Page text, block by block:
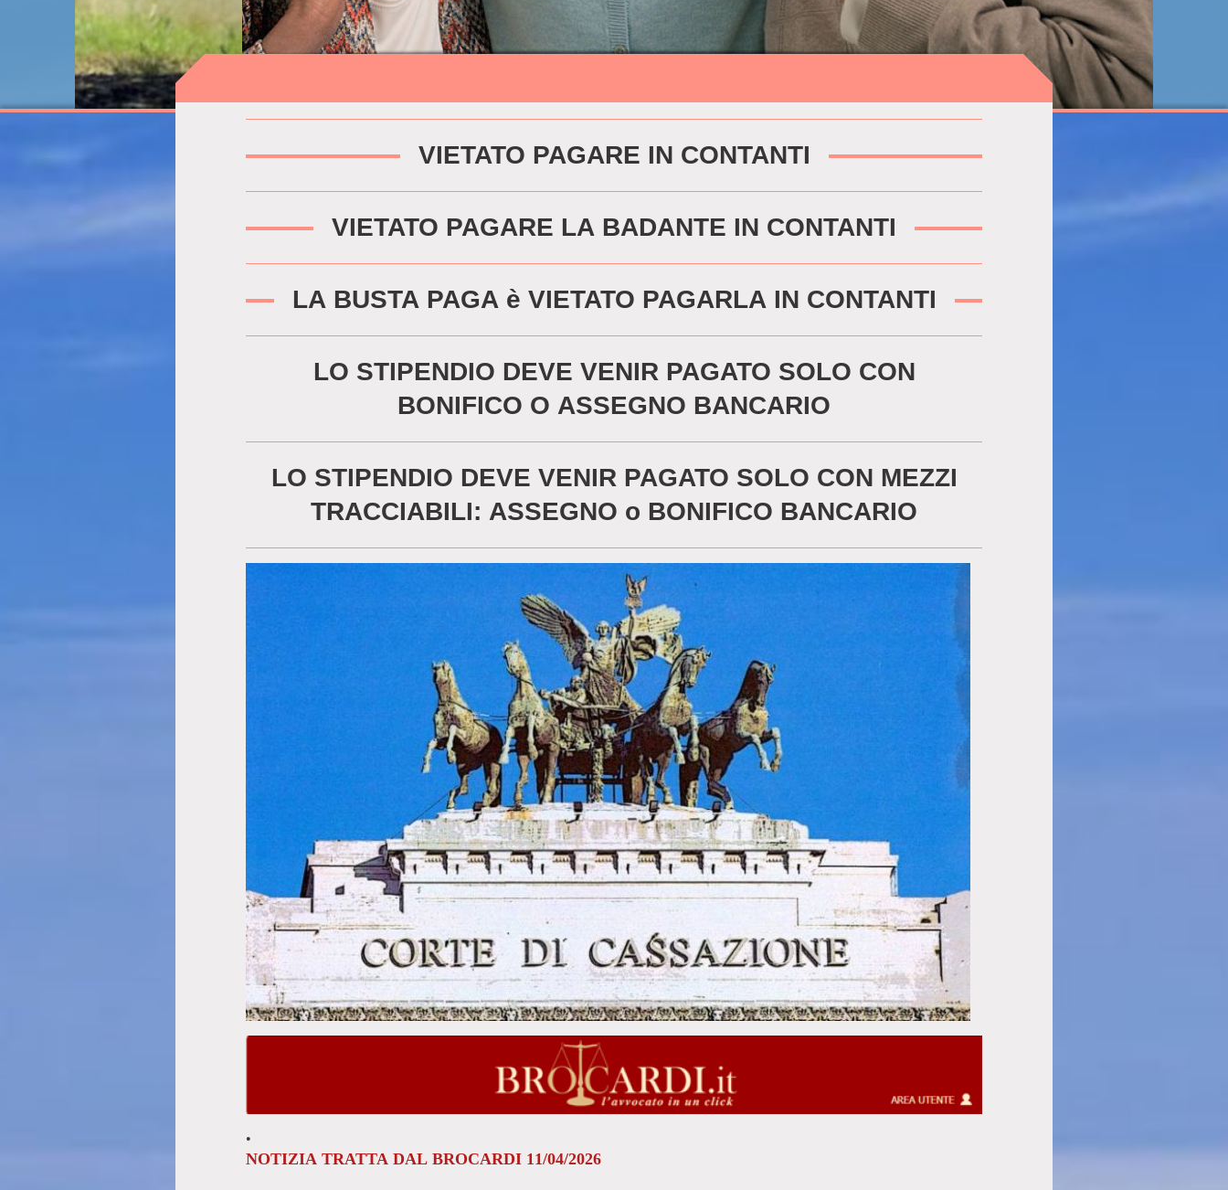
VIETATO PAGARE IN CONTANTI
VIETATO PAGARE LA BADANTE IN CONTANTI
LA BUSTA PAGA è VIETATO PAGARLA IN CONTANTI
LO STIPENDIO DEVE VENIR PAGATO SOLO CON
BONIFICO O ASSEGNO BANCARIO
LO STIPENDIO DEVE VENIR PAGATO SOLO CON MEZZI
TRACCIABILI: ASSEGNO o BONIFICO BANCARIO
•
NOTIZIA TRATTA DAL BROCARDI 11/04/2026